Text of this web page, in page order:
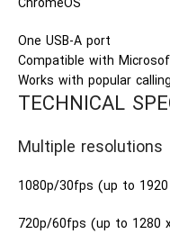
ChromeOS
One USB-A port
Compatible with
Works with popular
TECHNICAL
Multiple resolutions
1080p/30fps (up to
720p/60fps (up to 1280